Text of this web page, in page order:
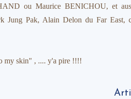
ou Maurice BENICHOU, et
Jung Pak, Alain Delon du Far East,
skin" , .... y'a pire !!!!